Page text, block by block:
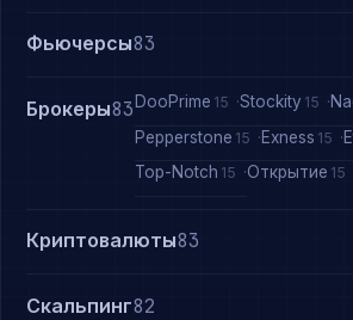
Фьючерсы83
Брокеры83 DooPrime 15 Stockity 15
Pepperstone 15 Exness 15
Top-Notch 15 Открытие 15
Криптовалюты83
Скальпинг82